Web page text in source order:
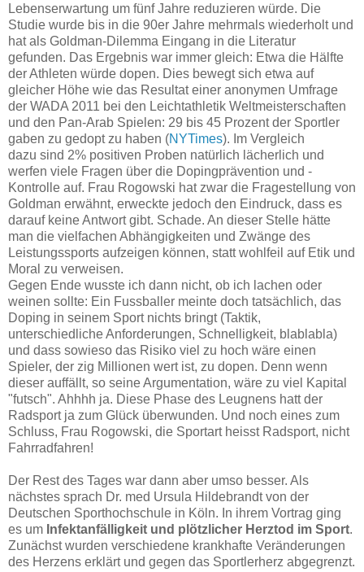
Lebenserwartung um fünf Jahre reduzieren würde. Die
Studie wurde bis in die 90er Jahre mehrmals wiederholt und
hat als Goldman-Dilemma Eingang in die Literatur
gefunden. Das Ergebnis war immer gleich: Etwa die Hälfte
der Athleten würde dopen. Dies bewegt sich etwa auf
gleicher Höhe wie das Resultat einer anonymen Umfrage
der WADA 2011 bei den Leichtathletik Weltmeisterschaften
und den Pan-Arab Spielen: 29 bis 45 Prozent der Sportler
gaben zu gedopt zu haben (NYTimes). Im Vergleich
dazu sind 2% positiven Proben natürlich lächerlich und
werfen viele Fragen über die Dopingprävention und -
Kontrolle auf. Frau Rogowski hat zwar die Fragestellung von
Goldman erwähnt, erweckte jedoch den Eindruck, dass es
darauf keine Antwort gibt. Schade. An dieser Stelle hätte
man die vielfachen Abhängigkeiten und Zwänge des
Leistungssports aufzeigen können, statt wohlfeil auf Etik und
Moral zu verweisen.
Gegen Ende wusste ich dann nicht, ob ich lachen oder
weinen sollte: Ein Fussballer meinte doch tatsächlich, das
Doping in seinem Sport nichts bringt (Taktik,
unterschiedliche Anforderungen, Schnelligkeit, blablabla)
und dass sowieso das Risiko viel zu hoch wäre einen
Spieler, der zig Millionen wert ist, zu dopen. Denn wenn
dieser auffällt, so seine Argumentation, wäre zu viel Kapital
"futsch". Ahhhh ja. Diese Phase des Leugnens hatt der
Radsport ja zum Glück überwunden. Und noch eines zum
Schluss, Frau Rogowski, die Sportart heisst Radsport, nicht
Fahrradfahren!
Der Rest des Tages war dann aber umso besser. Als
nächstes sprach Dr. med Ursula Hildebrandt von der
Deutschen Sporthochschule in Köln. In ihrem Vortrag ging
es um Infektanfälligkeit und plötzlicher Herztod im Sport.
Zunächst wurden verschiedene krankhafte Veränderungen
des Herzens erklärt und gegen das Sportlerherz abgegrenzt.